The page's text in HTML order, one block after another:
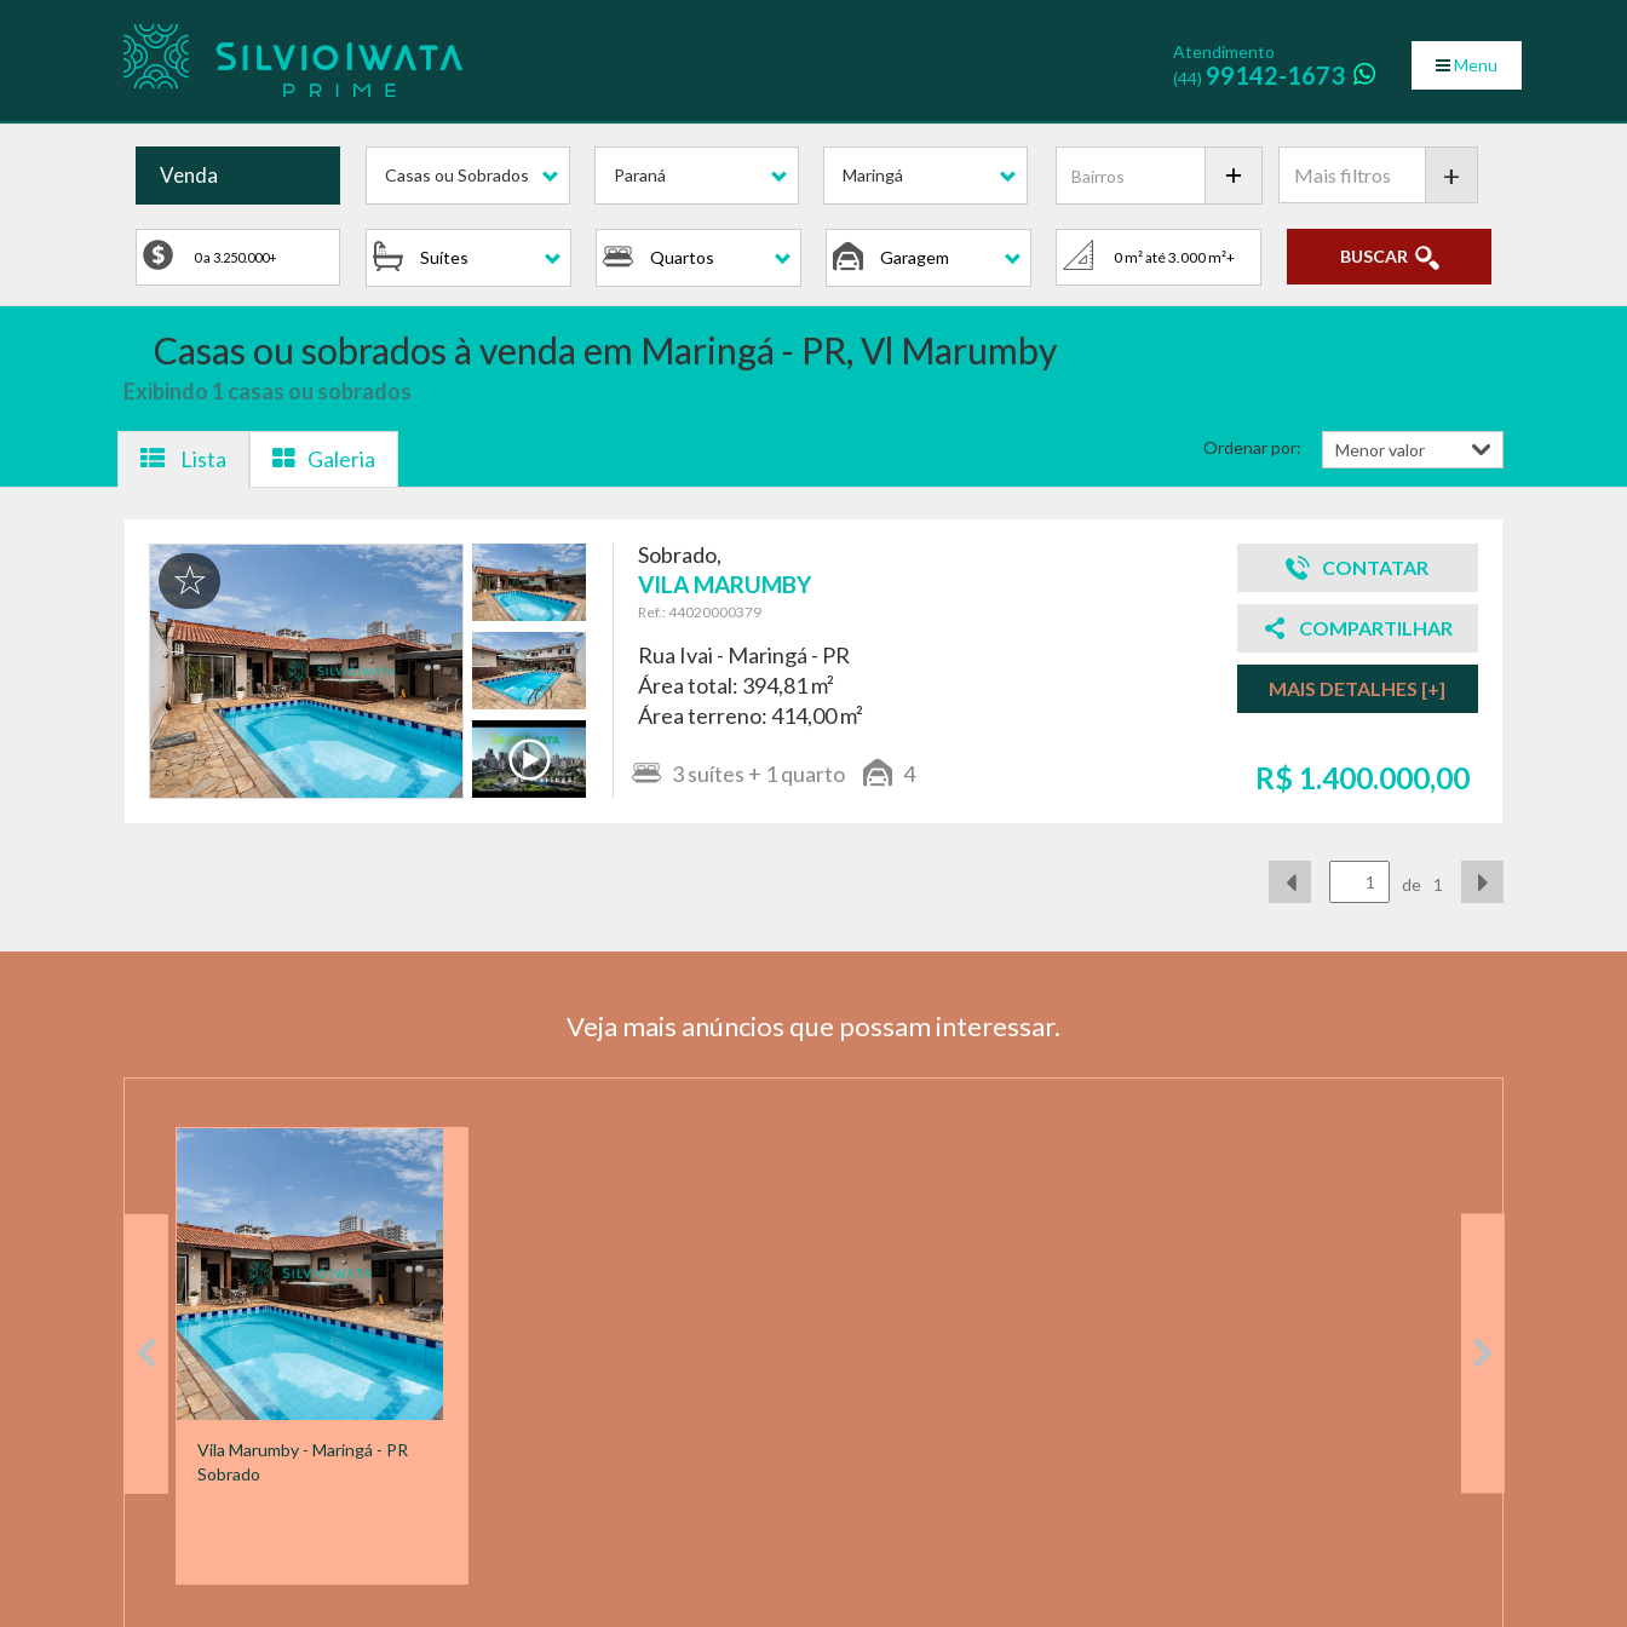
Menu
Atendimento
(44) 99142-1673
Venda Casas ou Sobrados Paraná Maringá
Suítes Quartos Garagem
+
BUSCAR
Casas ou sobrados à venda em Maringá - PR, Vl Marumby
Exibindo 1 casas ou sobrados
Lista Galeria Ordenar por:
Sobrado,
VILA MARUMBY
Ref.: 44020000379
Rua Ivai - Maringá - PR
Área total: 394,81 m²
Área terreno: 414,00 m²
3suítes + 1 quarto 4
CONTATAR
COMPARTILHAR
MAIS DETALHES [+]
R$ 1.400.000,00
de 1
Veja mais anúncios que possam interessar.
Vila Marumby - Maringá - PR
Sobrado